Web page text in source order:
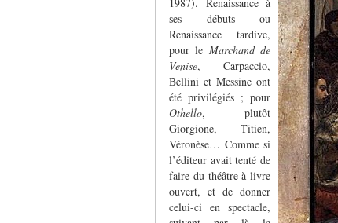
ses débuts ou
Renaissance tardive,
pour le Marchand de
Venise, Carpaccio,
Bellini et Messine ont
été privilégiés ; pour
Othello, plutôt
Giorgione, Titien,
Véronèse… Comme si
l’éditeur avait tenté de
faire du théâtre à livre
ouvert, et de donner
celui-ci en spectacle,